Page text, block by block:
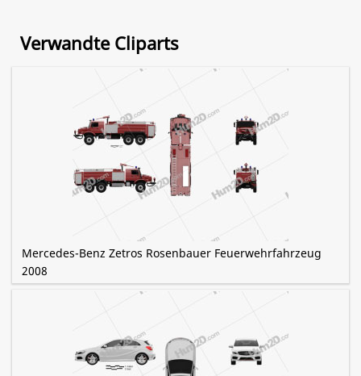
Verwandte Cliparts
Mercedes-Benz Zetros Rosenbauer Feuerwehrfahrzeug
2008